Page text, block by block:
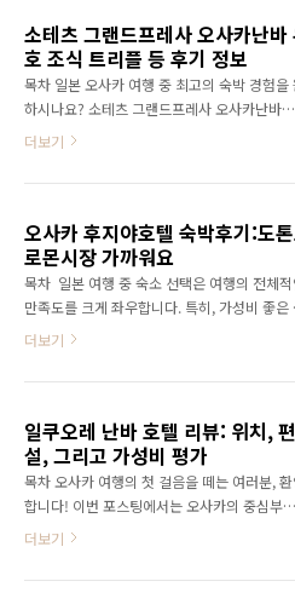
소테츠 그랜드프레사 오사카난바
호 조식 트리플 등 후기 정보
목차 일본 오사카 여행 중 최고의 숙박 경험을
하시나요? 소테츠 그랜드프레사 오사카난바는
현대적인 시설과 편리한 위치로 유명한 호텔입
가까워 이동이 편리합니다. 이번 포스팅에서는
양한 편의시설까지 상세하게 소개합니다. 특히
청결한 객실과 친절한 서비스는 여행의 만족도
를 높여줍니다. 지금부터 소테츠 그랜드프레사
오사카난바에 대해 자세히 알아보겠습니다.호
사 오사카난바는 오사카시 주오구 닛폰바시 1-
542-0073 Japan 전화번호: (+81) 6..
더보기
오사카 후지야호텔 숙박후기:도
로몬시장 가까워요
목차 일본 여행 중 숙소 선택은 여행의 전체적
만족도를 크게 좌우합니다. 특히, 가성비 좋은
텔을 찾는 것은 많은 여행객에게 중요한 과제입
치한 '오사카 후지야호텔'을 소개하려고 합니
접근성이 뛰어나며, 다양한 객실 옵션과 편의
설을 갖춘 이 호텔은 많은 여행객들에게 높은 평
가를 받고 있습니다. 오사카 여행을 계획 중인
들께 실질적인 도움이 되는 정보를 제공하고자
오사카 중심부에 위치한 3성급 호텔입니다. 이
더보기
일쿠오레 난바 호텔 리뷰: 위치,
설, 그리고 가성비 평가
목차 오사카 여행의 첫 걸음을 떼는 여러분, 환
합니다! 이번 포스팅에서는 오사카의 중심부에
위치한 '일 쿠오레 난바 호텔'을 소개하려 합니
리적인 가격으로 여행자들에게 인기 있는 선택
더보기